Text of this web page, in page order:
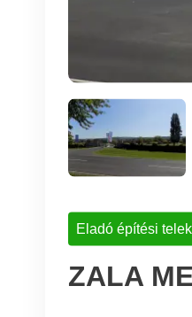
Eladó építési telek
ZALA